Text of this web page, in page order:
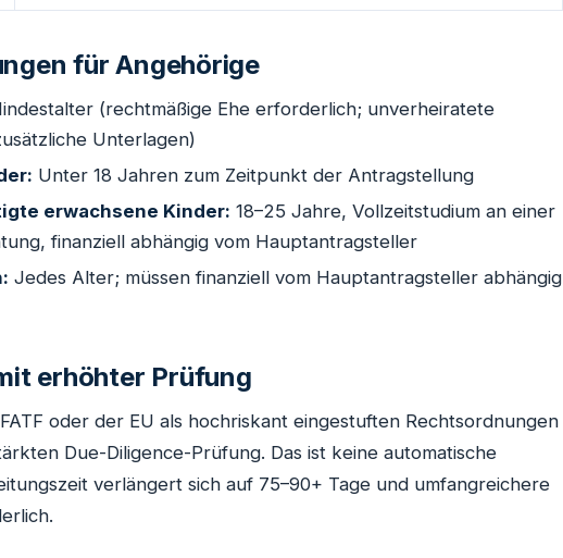
für Angehörige
(rechtmäßige Ehe erforderlich; unverheiratete
Unterlagen)
Unter 18 Jahren zum Zeitpunkt der Antragstellung
erwachsene Kinder: 18–25 Jahre, Vollzeitstudium an einer
finanziell abhängig vom Hauptantragsteller
Jedes Alter; müssen finanziell vom Hauptantragsteller abhängig
erhöhter Prüfung
oder der EU als hochriskant eingestuften Rechtsordnungen
Due-Diligence-Prüfung. Das ist keine automatische
verlängert sich auf 75–90+ Tage und umfangreichere